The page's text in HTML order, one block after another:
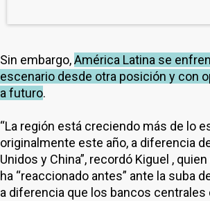
Sin embargo,América Latina se
escenario desde otra posición y con
a futuro.
“La región está creciendo más de lo
originalmente este año, a diferencia
Unidos y China”, recordó Kiguel ,
ha “reaccionado antes” ante la suba
a diferencia que los bancos centrales